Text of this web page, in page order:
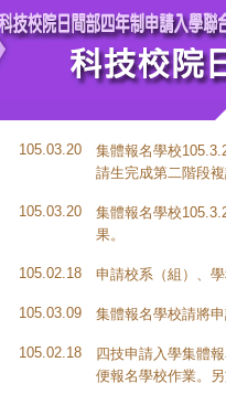
105.03.20
集體報名學校
請生完成第二階段
105.03.20
集體報名學校
果。
105.02.18 申請校系（組）、
105.03.09 集體報名學校請將
105.02.18
四技申請入學集體
便報名學校作業。